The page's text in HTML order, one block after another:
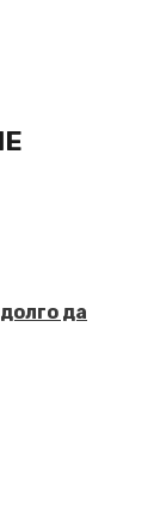
да